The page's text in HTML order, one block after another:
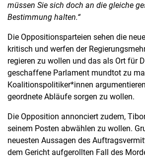
müssen Sie sich doch an die gleiche
Bestimmung halten.“
Die Oppositionsparteien sehen die
kritisch und werfen der
regieren zu wollen und das als Ort für
geschaffene Parlament mundtot zu
Koalitionspolitiker*innen
geordnete Abläufe sorgen zu wollen.
Die Opposition annonciert zudem,
seinem Posten abwählen zu wollen.
neuesten Aussagen des
dem Gericht aufgerollten Fall des